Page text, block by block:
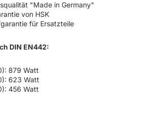
"Made in Germany"
von HSK
für Ersatzteile
DIN EN442:
879 Watt
623 Watt
456 Watt